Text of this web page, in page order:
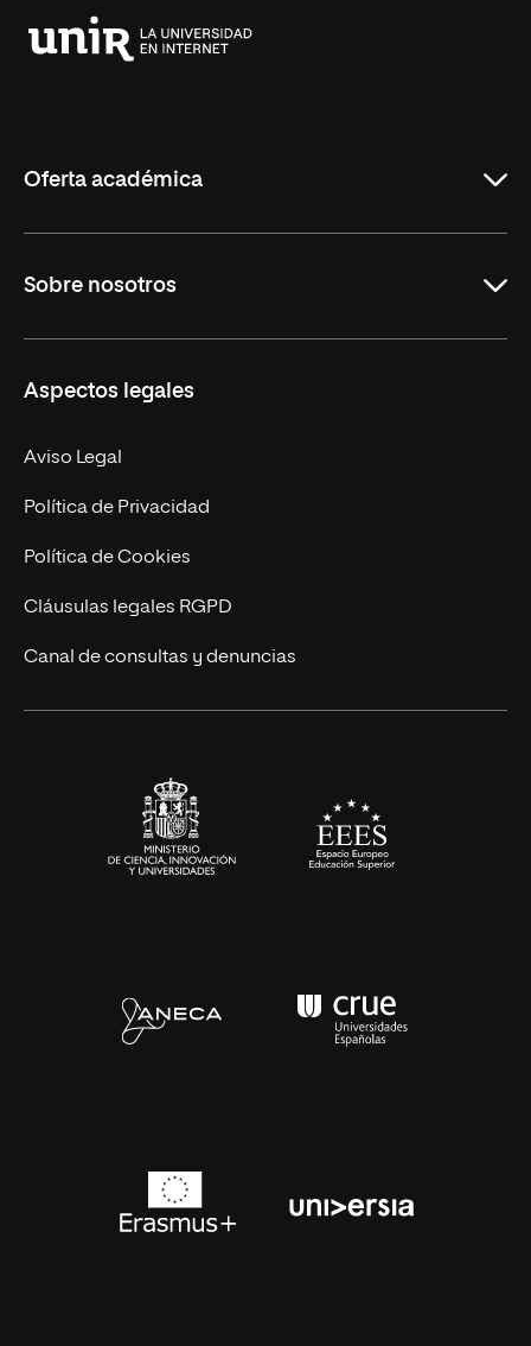
Oferta académica
Másteres Oficiales
Doctorados
Experto Universitario
Postgrados
Cursos Universitarios
Sobre nosotros
Facultades
Nuestro Equipo
Trabaja en UNIR
Actualidad
UNIR Revista
Eventos
Aspectos legales
Aviso Legal
Política de Privacidad
Política de Cookies
Cláusulas legales RGPD
Canal de consultas y denuncias